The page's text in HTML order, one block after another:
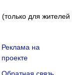
(только для жителей
Реклама на
проекте